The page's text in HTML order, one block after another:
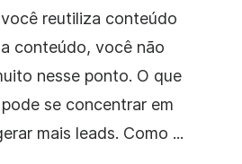
reutiliza conteúdo
conteúdo, você não
nesse ponto. O que
se concentrar em
mais leads. Como ...